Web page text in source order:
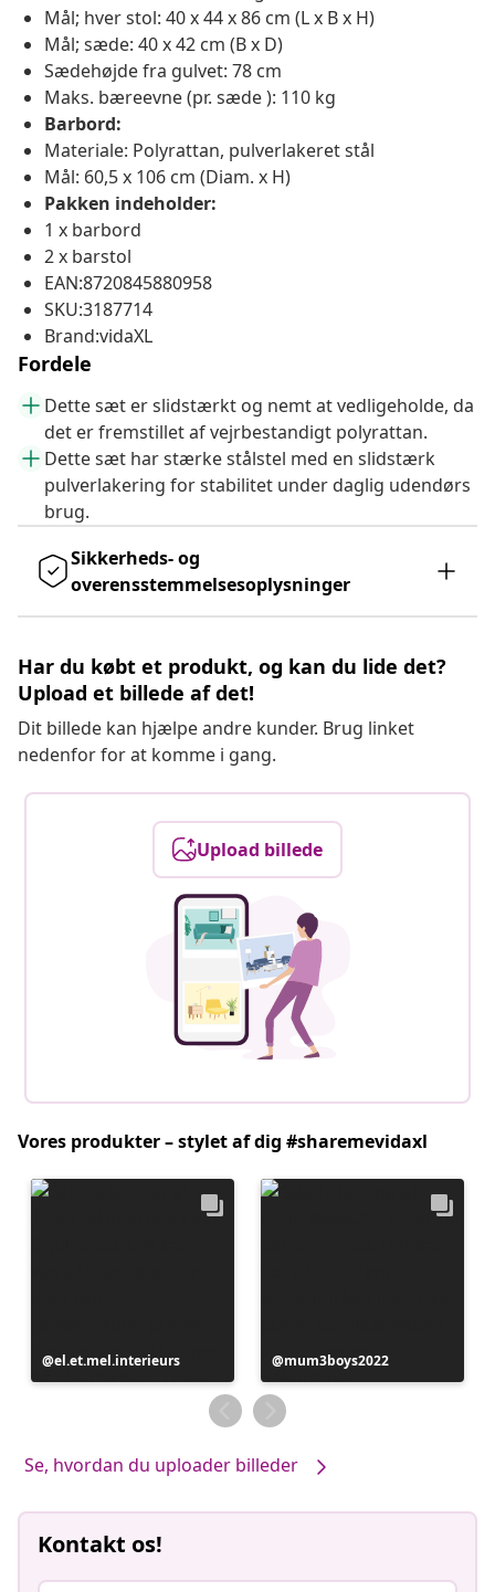
Mål; hver stol: 40 x 44 x 86 cm (L x B x H)
Mål; sæde: 40 x 42 cm (B x D)
Sædehøjde fra gulvet: 78 cm
Maks. bæreevne (pr. sæde ): 110 kg
Barbord:
Materiale: Polyrattan, pulverlakeret stål
Mål: 60,5 x 106 cm (Diam. x H)
Pakken indeholder:
1 x barbord
2 x barstol
EAN:8720845880958
SKU:3187714
Brand:vidaXL
Fordele
Dette sæt er slidstærkt og nemt at vedligeholde, da
det er fremstillet af vejrbestandigt polyrattan.
Dette sæt har stærke stålstel med en slidstærk
pulverlakering for stabilitet under daglig udendørs
brug.
Sikkerheds- og
overensstemmelsesoplysninger
Har du købt et produkt, og kan du lide det?
Upload et billede af det!
Dit billede kan hjælpe andre kunder. Brug linket
nedenfor for at komme i gang.
Upload billede
Vores produkter – stylet af dig #sharemevidaxl
Opslag
offentliggjort
el.et.mel.interieurs
Opslag
offentliggjort
af
mum3boys2022
Se, hvordan du uploader billeder
Kontakt os!